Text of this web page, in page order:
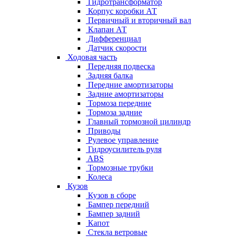
Гидротрансформатор
Корпус коробки АТ
Первичный и вторичный вал
Клапан АТ
Дифференциал
Датчик скорости
Ходовая часть
Передняя подвеска
Задняя балка
Передние амортизаторы
Задние амортизаторы
Тормоза передние
Тормоза задние
Главный тормозной цилиндр
Приводы
Рулевое управление
Гидроусилитель руля
ABS
Тормозные трубки
Колеса
Кузов
Кузов в сборе
Бампер передний
Бампер задний
Капот
Стекла ветровые